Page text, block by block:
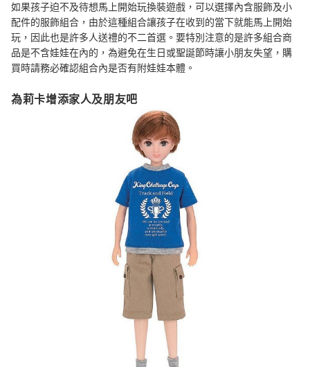
如果孩子迫不及待想馬上開始玩換裝遊戲，可以選擇內含服飾及小
配件的服飾組合，由於這種組合讓孩子在收到的當下就能馬上開始
玩，因此也是許多人送禮的不二首選。要特別注意的是許多組合商
品是不含娃娃在內的，為避免在生日或聖誕節時讓小朋友失望，購
買時請務必確認組合內是否有附娃娃本體。
為莉卡增添家人及朋友吧